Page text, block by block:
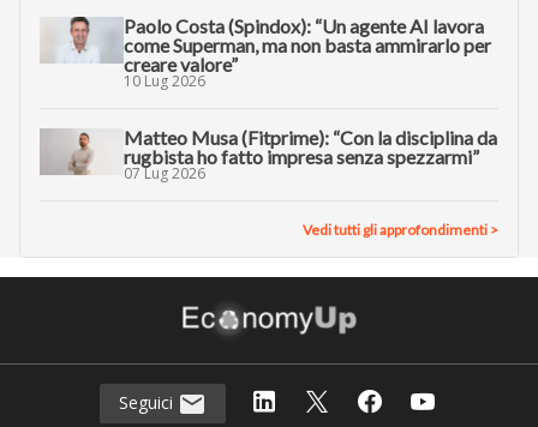
Paolo Costa (Spindox): “Un agente AI lavora
come Superman, ma non basta ammirarlo per
creare valore”
10 Lug 2026
Matteo Musa (Fitprime): “Con la disciplina da
rugbista ho fatto impresa senza spezzarmi”
07 Lug 2026
Vedi tutti gli approfondimenti >
Seguici